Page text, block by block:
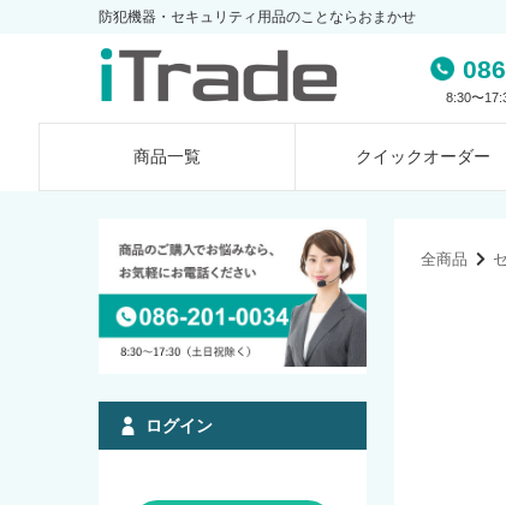
防犯機器・セキュリティ用品のことならおまかせ
8:30〜
商品一覧 クイックオーダー
全商品
ログイン